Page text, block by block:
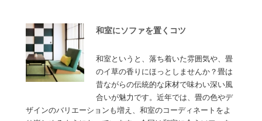
和室にソファを置くコツ
和室というと、落ち着いた雰囲気や、畳
のイ草の香りにほっとしませんか？畳は
昔ながらの伝統的な床材で味わい深い風
合いが魅力です。近年では、畳の色やデ
ザインのバリエーションも増え、和室のコーディネートをよ